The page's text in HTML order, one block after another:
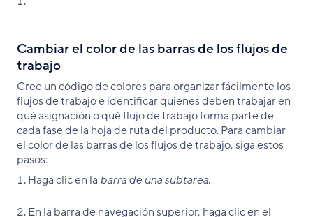
Cambiar el color de las barras de los flujos de
trabajo
Cree un código de colores para organizar fácilmente los
flujos de trabajo e identificar quiénes deben trabajar en
qué asignación o qué flujo de trabajo forma parte de
cada fase de la hoja de ruta del producto. Para cambiar
el color de las barras de los flujos de trabajo, siga estos
pasos:
Haga clic en la barra de una subtarea.
En la barra de navegación superior, haga clic en el